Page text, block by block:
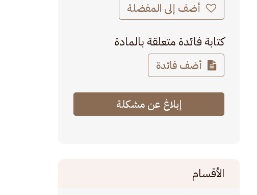
أضف إلى المفضلة
كتابة فائدة متعلقة بالمادة
أضف فائدة
إبلاغ عن مشكلة
الأقسام